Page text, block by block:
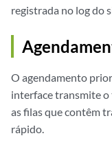
registrada no log do
O agendamento
interface transmite o
as filas que contêm
rápido.